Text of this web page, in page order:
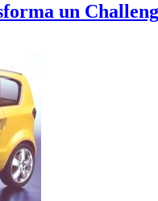
un